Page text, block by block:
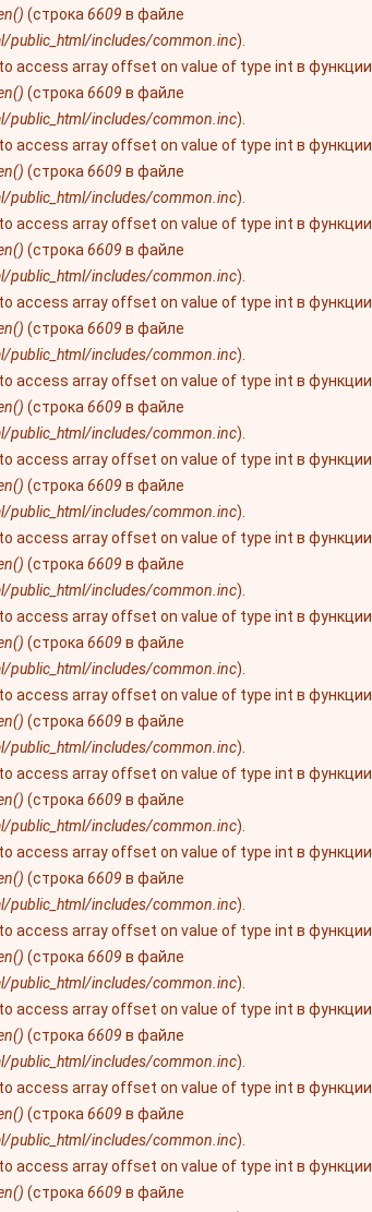
(строка 6609 в файле
public_html/includes/common.inc).
access array offset on value of type int в функции
(строка 6609 в файле
public_html/includes/common.inc).
access array offset on value of type int в функции
(строка 6609 в файле
public_html/includes/common.inc).
access array offset on value of type int в функции
(строка 6609 в файле
public_html/includes/common.inc).
access array offset on value of type int в функции
(строка 6609 в файле
public_html/includes/common.inc).
access array offset on value of type int в функции
(строка 6609 в файле
public_html/includes/common.inc).
access array offset on value of type int в функции
(строка 6609 в файле
public_html/includes/common.inc).
access array offset on value of type int в функции
(строка 6609 в файле
public_html/includes/common.inc).
access array offset on value of type int в функции
(строка 6609 в файле
public_html/includes/common.inc).
access array offset on value of type int в функции
(строка 6609 в файле
public_html/includes/common.inc).
access array offset on value of type int в функции
(строка 6609 в файле
public_html/includes/common.inc).
access array offset on value of type int в функции
(строка 6609 в файле
public_html/includes/common.inc).
access array offset on value of type int в функции
(строка 6609 в файле
public_html/includes/common.inc).
access array offset on value of type int в функции
(строка 6609 в файле
public_html/includes/common.inc).
access array offset on value of type int в функции
(строка 6609 в файле
public_html/includes/common.inc).
access array offset on value of type int в функции
(строка 6609 в файле